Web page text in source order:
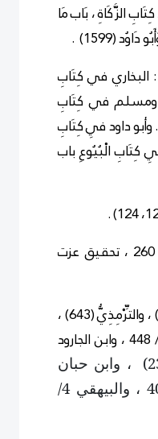
: مُسْلِمٌ (981) ، كِتَابِ الزَّكَاةِ ، بَاب مَا
(1599) .
البخاري في كِتَابِ
باب 56 (1447) . ومسلم في كِتَابِ
، حديث 1 ، 3، 4 (979) . وأبو داود فِي كِتَابِ
فِي كِتَابِ الْبُيُوعِ باب
أخرجه : أبو داود ( 2 / 260 ، تحقيق عزت
أخرجه : أَبُو دَاوُد (1605) ، والتِّرْمِذِيُّ (643) ،
وَالنَّسَائِيّ 5/ 42 ، وأحمد 3/ 448 ، وابن الجارود
، وابن خزيمة (2320) ، وابن حبان
(3280) ، والحاكم 1/ 402 ، والبيهقي 4/